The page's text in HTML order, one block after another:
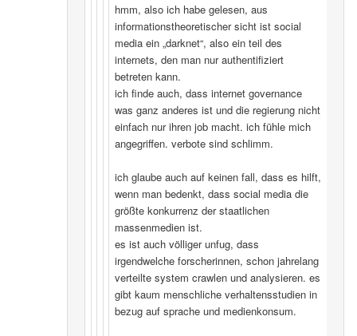
hmm, also ich habe gelesen, aus
informationstheoretischer sicht ist social
media ein „darknet“, also ein teil des
internets, den man nur authentifiziert
betreten kann.
ich finde auch, dass internet governance
was ganz anderes ist und die regierung nicht
einfach nur ihren job macht. ich fühle mich
angegriffen. verbote sind schlimm.
ich glaube auch auf keinen fall, dass es hilft,
wenn man bedenkt, dass social media die
größte konkurrenz der staatlichen
massenmedien ist.
es ist auch völliger unfug, dass
irgendwelche forscherinnen, schon jahrelang
verteilte system crawlen und analysieren. es
gibt kaum menschliche verhaltensstudien in
bezug auf sprache und medienkonsum.